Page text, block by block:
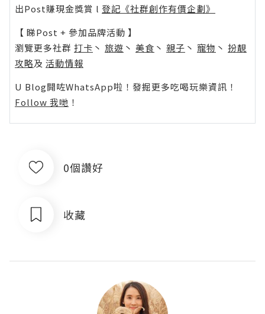
出Post賺現金獎賞 l 登記《社群創作有價企劃》
【 睇Post + 參加品牌活動 】
瀏覽更多社群 打卡 丶 旅遊 丶 美食 丶 親子 丶 寵物 丶 扮靚
攻略及 活動情報
U Blog開咗WhatsApp啦！發掘更多吃喝玩樂資訊！
Follow 我哋 ！
0個讚好
收藏